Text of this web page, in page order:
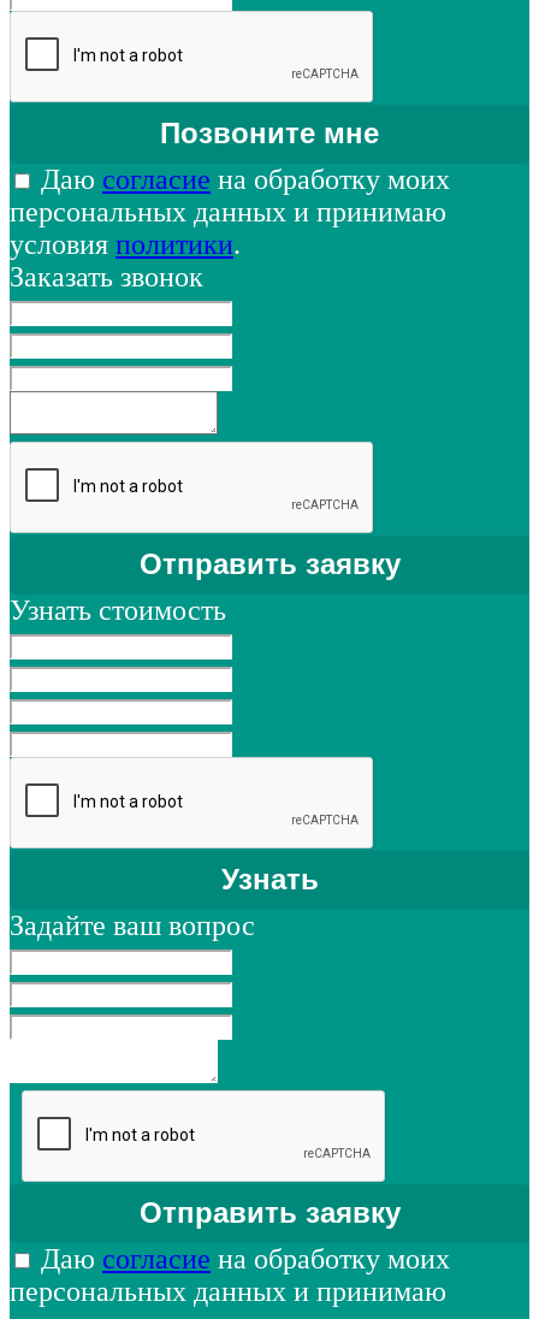
Даю согласие на обработку моих
персональных данных и принимаю
условия политики.
Заказать звонок
Узнать стоимость
Задайте ваш вопрос
Даю согласие на обработку моих
персональных данных и принимаю